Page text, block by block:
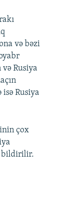
və bəzi
Rusiya
Rusiya
çox
bildirilir.